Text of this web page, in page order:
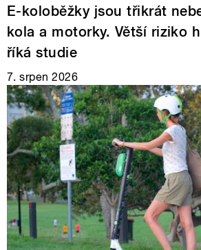
E-koloběžky jsou třikrát
kola a motorky. Větší riziko
říká studie
7. srpen 2026